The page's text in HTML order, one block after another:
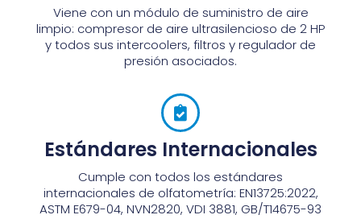
Viene con un módulo de suministro de aire
limpio: compresor de aire ultrasilencioso de 2 HP
y todos sus intercoolers, filtros y regulador de
presión asociados.
Estándares Internacionales
Cumple con todos los estándares
internacionales de olfatometría: EN13725:2022,
ASTM E679-04, NVN2820, VDI 3881, GB/T14675-93